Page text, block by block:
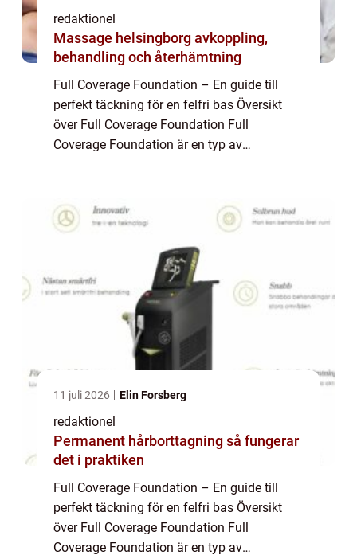
redaktionel
Massage helsingborg avkoppling,
behandling och återhämtning
Full Coverage Foundation – En guide till
perfekt täckning för en felfri bas Översikt
över Full Coverage Foundation Full
Coverage Foundation är en typ av
Den ...
11 juli 2026 Elin Forsberg
redaktionel
Permanent hårborttagning så fungerar
det i praktiken
Full Coverage Foundation – En guide till
perfekt täckning för en felfri bas Översikt
över Full Coverage Foundation Full
Coverage Foundation är en typ av